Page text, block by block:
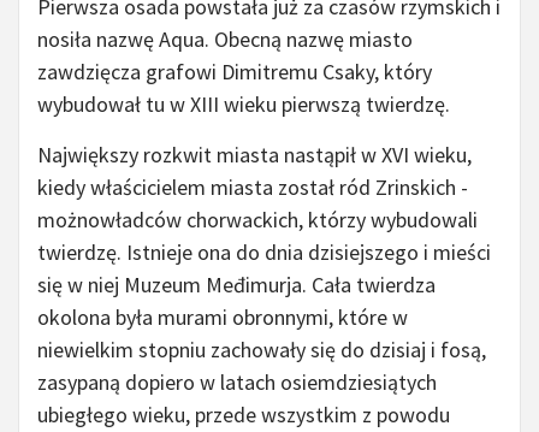
Pierwsza osada powstała już za czasów rzymskich i
nosiła nazwę Aqua. Obecną nazwę miasto
zawdzięcza grafowi Dimitremu Csaky, który
wybudował tu w XIII wieku pierwszą twierdzę.
Największy rozkwit miasta nastąpił w XVI wieku,
kiedy właścicielem miasta został ród Zrinskich -
możnowładców chorwackich, którzy wybudowali
twierdzę. Istnieje ona do dnia dzisiejszego i mieści
się w niej Muzeum Međimurja. Cała twierdza
okolona była murami obronnymi, które w
niewielkim stopniu zachowały się do dzisiaj i fosą,
zasypaną dopiero w latach osiemdziesiątych
ubiegłego wieku, przede wszystkim z powodu